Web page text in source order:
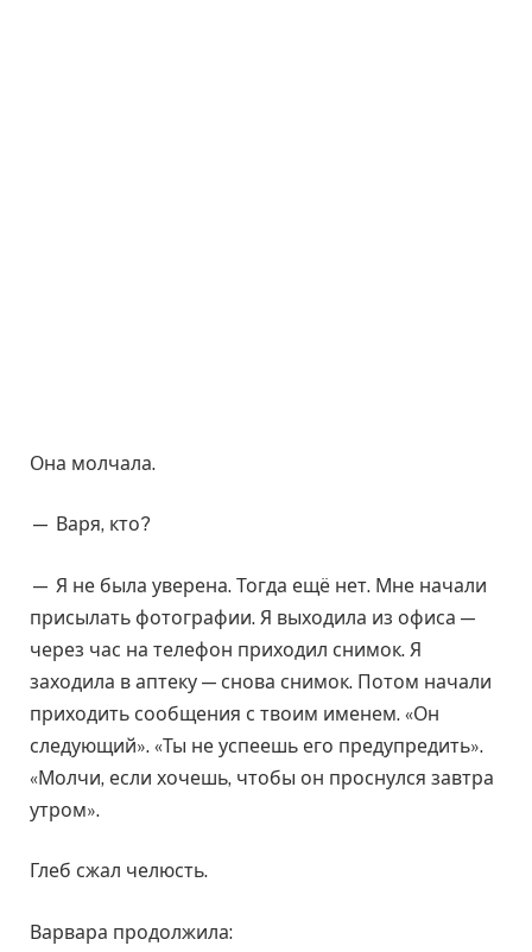
Она молчала.
— Варя, кто?
— Я не была уверена. Тогда ещё нет. Мне начали
присылать фотографии. Я выходила из офиса —
через час на телефон приходил снимок. Я
заходила в аптеку — снова снимок. Потом начали
приходить сообщения с твоим именем. «Он
следующий». «Ты не успеешь его предупредить».
«Молчи, если хочешь, чтобы он проснулся завтра
утром».
Глеб сжал челюсть.
Варвара продолжила: